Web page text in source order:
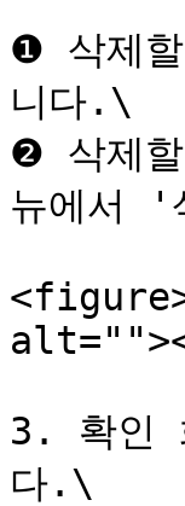
❶ 삭제
니다.\
❷ 삭제
뉴에서 '
3. 확인
다.\